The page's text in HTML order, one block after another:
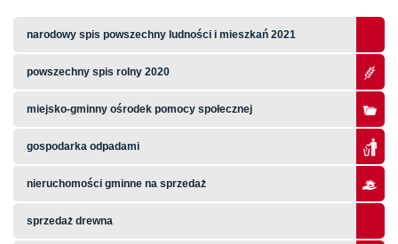
narodowy spis powszechny ludności i mieszkań 2021
powszechny spis rolny 2020
miejsko-gminny ośrodek pomocy społecznej
gospodarka odpadami
nieruchomości gminne na sprzedaż
sprzedaż drewna